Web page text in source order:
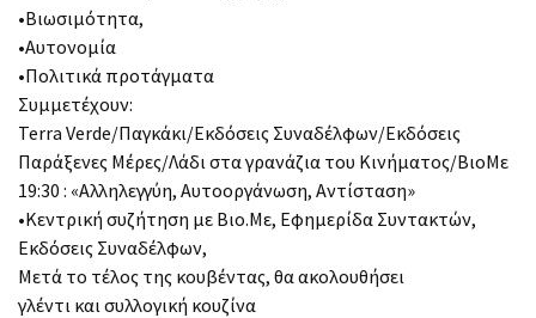
•Βιωσιμότητα,
•Αυτονομία
•Πολιτικά προτάγματα
Συμμετέχουν:
Terra Verde/Παγκάκι/Εκδόσεις Συναδέλφων/Εκδόσεις
Παράξενες Μέρες/Λάδι στα γρανάζια του Κινήματος/ΒιοΜε
19:30 : «Αλληλεγγύη, Αυτοοργάνωση, Αντίσταση»
•Κεντρική συζήτηση με Βιο.Με, Εφημερίδα Συντακτών,
Εκδόσεις Συναδέλφων,
Μετά το τέλος της κουβέντας, θα ακολουθήσει
γλέντι και συλλογική κουζίνα